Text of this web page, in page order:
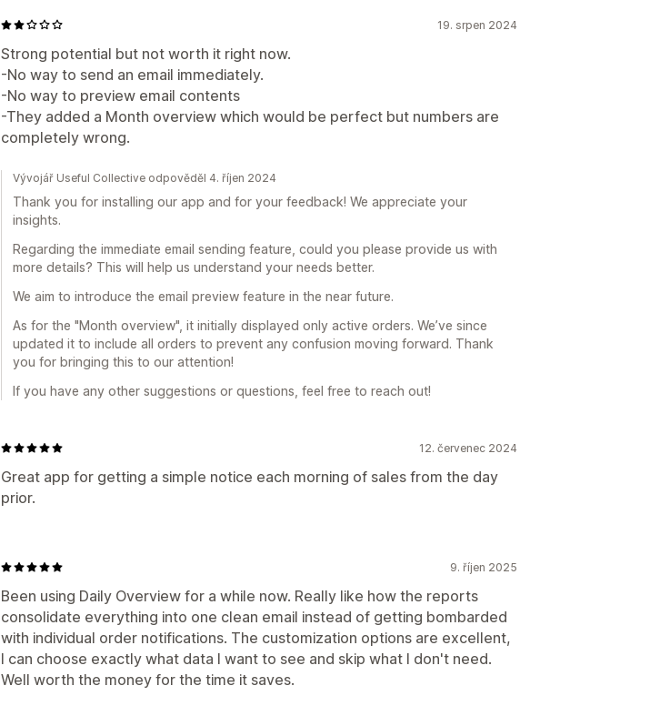
19. srpen 2024
Strong potential but not worth it right now.
-No way to send an email immediately.
-No way to preview email contents
-They added a Month overview which would be perfect but numbers are
completely wrong.
Vývojář Useful Collective odpověděl 4. říjen 2024
Thank you for installing our app and for your feedback! We appreciate your
insights.
Regarding the immediate email sending feature, could you please provide us with
more details? This will help us understand your needs better.
We aim to introduce the email preview feature in the near future.
As for the "Month overview", it initially displayed only active orders. We’ve since
updated it to include all orders to prevent any confusion moving forward. Thank
you for bringing this to our attention!
If you have any other suggestions or questions, feel free to reach out!
12. červenec 2024
Great app for getting a simple notice each morning of sales from the day
prior.
9. říjen 2025
Been using Daily Overview for a while now. Really like how the reports
consolidate everything into one clean email instead of getting bombarded
with individual order notifications. The customization options are excellent,
I can choose exactly what data I want to see and skip what I don't need.
Well worth the money for the time it saves.